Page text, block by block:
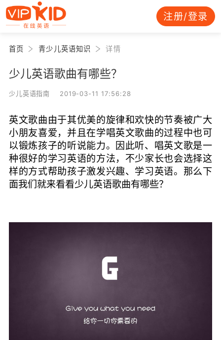
注册/登录
首页 青少儿英语知识 详情
少儿英语歌曲有哪些？
少儿英语指南 2019-03-11 17:56:28
英文歌曲由于其优美的旋律和欢快的节奏被广大
小朋友喜爱，并且在学唱英文歌曲的过程中也可
以锻炼孩子的听说能力。因此听、唱英文歌是一
种很好的学习英语的方法，不少家长也会选择这
样的方式帮助孩子激发兴趣、学习英语。那么下
面我们就来看看少儿英语歌曲有哪些？